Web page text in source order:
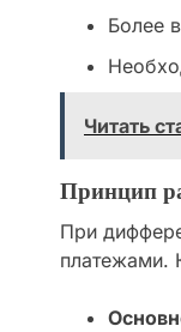
Более
Читать
Принцип
При
платежами.